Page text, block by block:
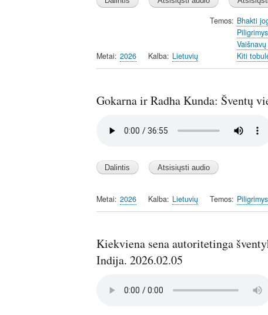
Metai 2026 Kalba Lietuvių
Temos Bhakti
Kiti
Gokarna ir Radha Kunda: Šventų
Metai 2026 Kalba Lietuvių Temos
Kiekviena sena autoritetinga
Indija. 2026.02.05